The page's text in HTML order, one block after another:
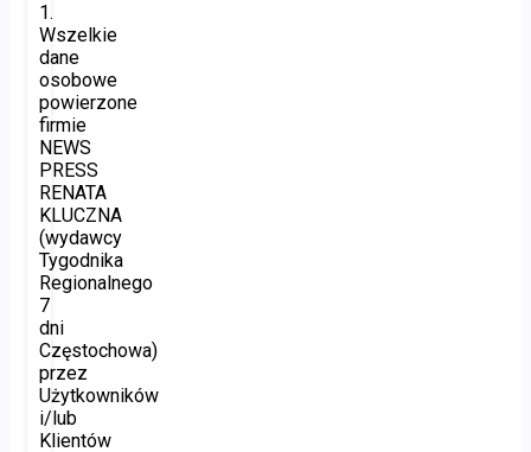
1.
Wszelkie
dane
osobowe
powierzone
firmie
NEWS
PRESS
RENATA
KLUCZNA
(wydawcy
Tygodnika
Regionalnego
7
dni
Częstochowa)
przez
Użytkowników
i/lub
Klientów